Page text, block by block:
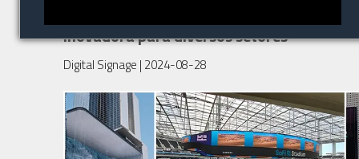
inovadora para diversos setores
Digital Signage | 2024-08-28